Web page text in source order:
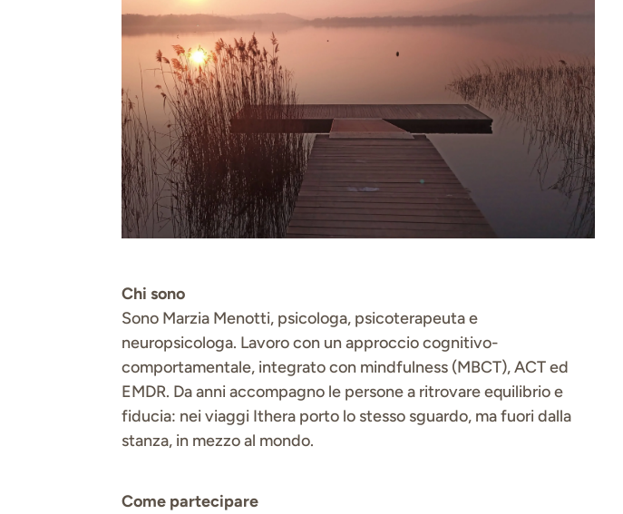
Chi sono
Sono Marzia Menotti, psicologa, psicoterapeuta e
neuropsicologa. Lavoro con un approccio cognitivo-
comportamentale, integrato con mindfulness (MBCT), ACT ed
EMDR. Da anni accompagno le persone a ritrovare equilibrio e
fiducia: nei viaggi Ithera porto lo stesso sguardo, ma fuori dalla
stanza, in mezzo al mondo.
Come partecipare